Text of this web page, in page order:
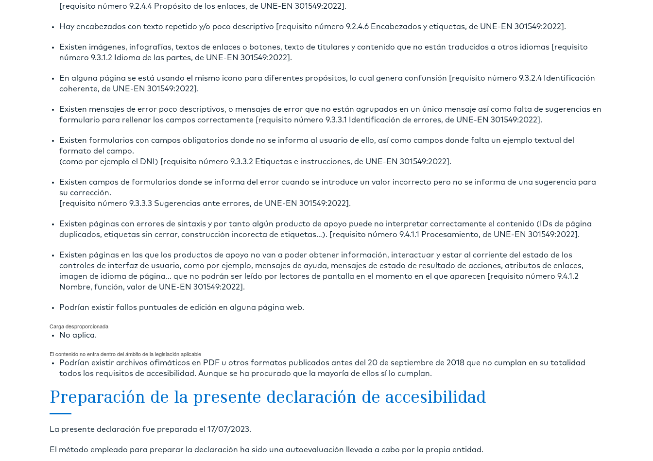
[requisito número 9.2.4.4 Propósito de los enlaces, de UNE-EN 301549:2022].
Hay encabezados con texto repetido y/o poco descriptivo [requisito número 9.2.4.6 Encabezados y etiquetas, de UNE-EN 301549:2022].
Existen imágenes, infografías, textos de enlaces o botones, texto de titulares y contenido que no están traducidos a otros idiomas [requisito
número 9.3.1.2 Idioma de las partes, de UNE-EN 301549:2022].
En alguna página se está usando el mismo icono para diferentes propósitos, lo cual genera confunsión [requisito número 9.3.2.4 Identificación
coherente, de UNE-EN 301549:2022].
Existen mensajes de error poco descriptivos, o mensajes de error que no están agrupados en un único mensaje así como falta de sugerencias en
formulario para rellenar los campos correctamente [requisito número 9.3.3.1 Identificación de errores, de UNE-EN 301549:2022].
Existen formularios con campos obligatorios donde no se informa al usuario de ello, así como campos donde falta un ejemplo textual del
formato del campo.
(como por ejemplo el DNI) [requisito número 9.3.3.2 Etiquetas e instrucciones, de UNE-EN 301549:2022].
Existen campos de formularios donde se informa del error cuando se introduce un valor incorrecto pero no se informa de una sugerencia para
su corrección.
[requisito número 9.3.3.3 Sugerencias ante errores, de UNE-EN 301549:2022].
Existen páginas con errores de sintaxis y por tanto algún producto de apoyo puede no interpretar correctamente el contenido (IDs de página
duplicados, etiquetas sin cerrar, construcciòn incorecta de etiquetas…). [requisito número 9.4.1.1 Procesamiento, de UNE-EN 301549:2022].
Existen páginas en las que los productos de apoyo no van a poder obtener información, interactuar y estar al corriente del estado de los
controles de interfaz de usuario, como por ejemplo, mensajes de ayuda, mensajes de estado de resultado de acciones, atributos de enlaces,
imagen de idioma de página… que no podrán ser leído por lectores de pantalla en el momento en el que aparecen [requisito número 9.4.1.2
Nombre, función, valor de UNE-EN 301549:2022].
Podrían existir fallos puntuales de edición en alguna página web.
Carga desproporcionada
No aplica.
El contenido no entra dentro del ámbito de la legislación aplicable
Podrían existir archivos ofimáticos en PDF u otros formatos publicados antes del 20 de septiembre de 2018 que no cumplan en su totalidad
todos los requisitos de accesibilidad. Aunque se ha procurado que la mayoría de ellos sí lo cumplan.
Preparación de la presente declaración de accesibilidad
La presente declaración fue preparada el 17/07/2023.
El método empleado para preparar la declaración ha sido una autoevaluación llevada a cabo por la propia entidad.